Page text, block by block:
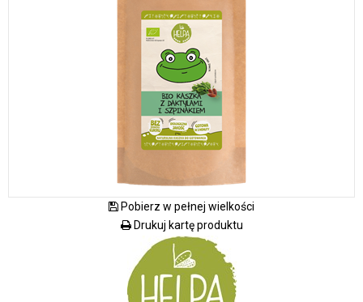
Pobierz w pełnej wielkości
Drukuj kartę produktu